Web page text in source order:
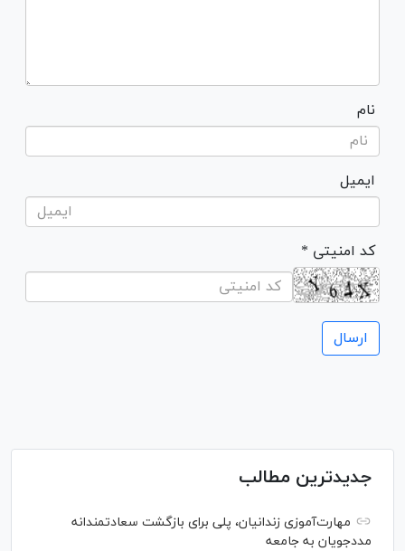
نام
ایمیل
* کد امنیتی
جدیدترین مطالب
مهارت‌آموزی زندانیان، پلی برای بازگشت سعادتمندانه
مددجویان به جامعه